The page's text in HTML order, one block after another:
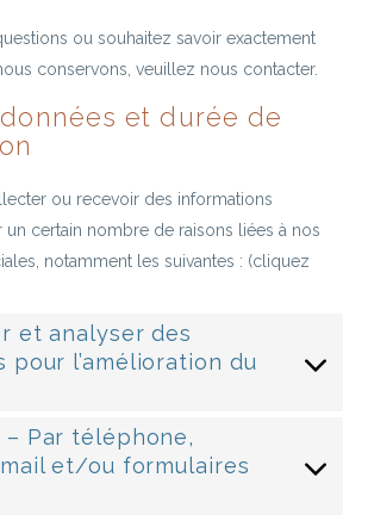
ou souhaitez savoir exactement
conservons, veuillez nous contacter.
et durée de
ou recevoir des informations
certain nombre de raisons liées à nos
notamment les suivantes : (cliquez
et analyser des
pour l’amélioration du
– Par téléphone,
et/ou formulaires